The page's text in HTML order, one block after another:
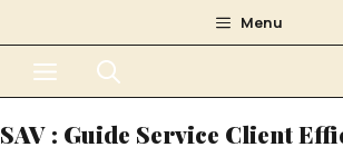
au
contenu
Menu
Menu
SAV : Guide Service Client